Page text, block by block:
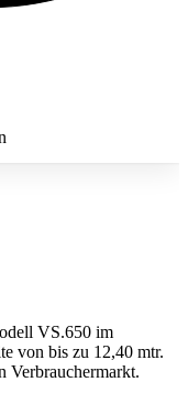
VS.650 im
von bis zu 12,40 mtr.
Verbrauchermarkt.